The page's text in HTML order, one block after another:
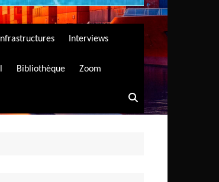
Infrastructures Interviews
Bibliothèque Zoom